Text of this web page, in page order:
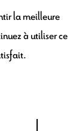
la meilleure
à utiliser ce